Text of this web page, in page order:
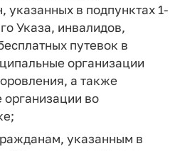
указанных в подпунктах 1-
Указа, инвалидов,
путевок в
организации
а также
организации во
указанным в